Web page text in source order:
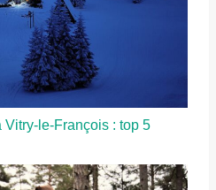
Vitry-le-François : top 5